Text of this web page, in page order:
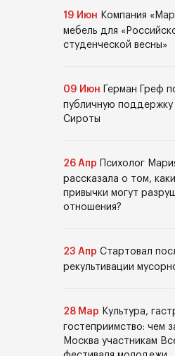
19 Июн Компания
мебель для
студенческой весны»
09 Июн
Герман Греф
публичную поддержку
Сироты
26 Апр
Психолог
рассказала о том,
привычки могут
отношения?
23 Апр Стартовал
рекультивации
28 Мар Культура,
гостеприимство: чем
Москва участникам